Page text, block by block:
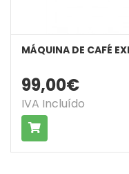
MÁQUINA DE CAFÉ
99,00€
IVA Incluído
COMPRAR